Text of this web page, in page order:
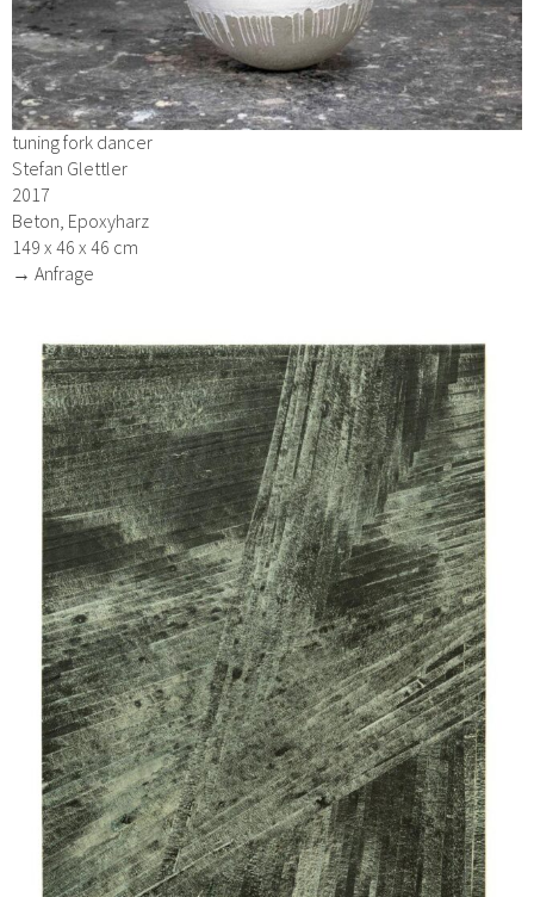
tuning fork dancer
Stefan Glettler
2017
Beton, Epoxyharz
149 x 46 x 46 cm
→ Anfrage